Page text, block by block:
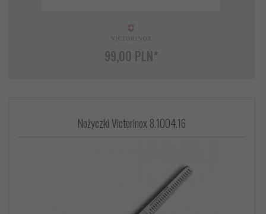
99,00 PLN*
Nożyczki Victorinox 8.1004.16